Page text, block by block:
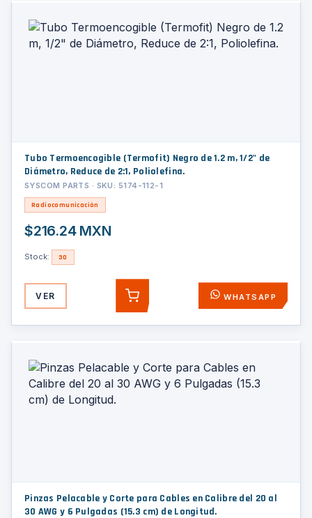
Tubo Termoencogible (Termofit) Negro de 1.2 m, 1/2" de
Diámetro, Reduce de 2:1, Poliolefina.
SYSCOM PARTS · SKU: 5174-112-1
Radiocomunicación
$216.24 MXN
Stock: 30
VER AGREGAR WHATSAPP
Pinzas Pelacable y Corte para Cables en Calibre del 20 al
30 AWG y 6 Pulgadas (15.3 cm) de Longitud.